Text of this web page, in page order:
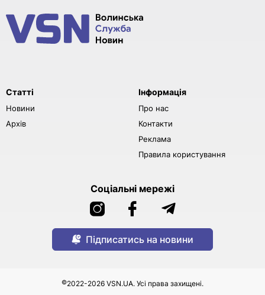
Статті
Новини
Архів
Інформація
Про нас
Контакти
Реклама
Правила користування
Соціальні мережі
Підписатись на новини
©2022-2026 VSN.UA. Усі права захищені.